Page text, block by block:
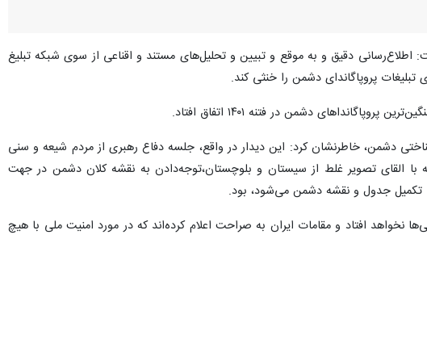
دقیق و به موقع و تبیین و تحلیل‌های مستند و اقناعی از سوی شبکه تبلیغ
پروپاگاندای دشمن را خنثی کند.
دشمن در فتنه ۱۴۰۱ اتفاق افتاد.
دشمن، خاطرنشان کرد: این دیدار در واقع، جلسه دفاع رهبری از مردم شیعه و سنی
با القای تصویر غلط از سیستان و بلوچستان،توجه‌دادن به نقشه کلان دشمن در جهت
تکمیل جدول و نقشه دشمن می‌شود، بود.
افتاد و مقامات ایران به صراحت اعلام کرده‌اند که در مورد امنیت ملی با هیچ